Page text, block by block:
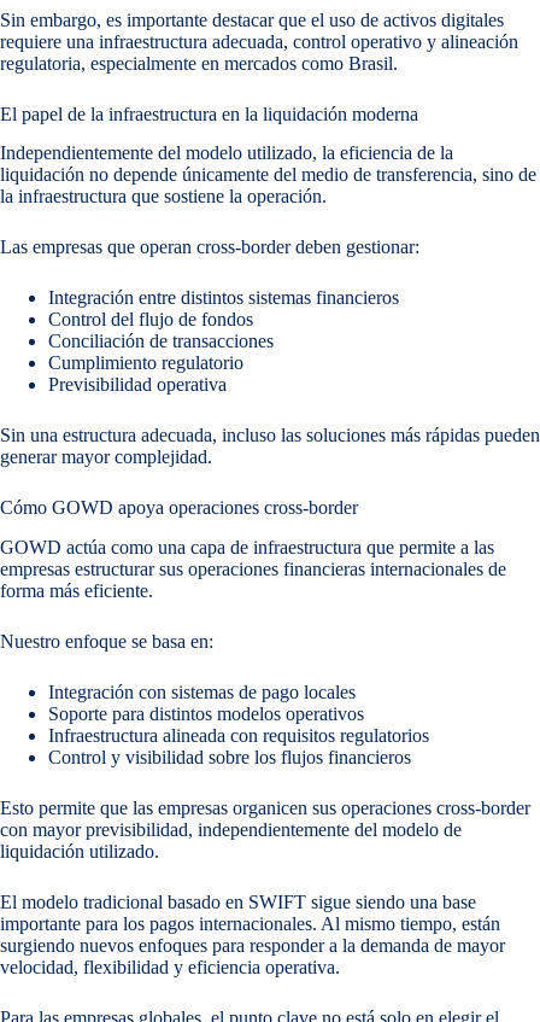
Sin embargo, es importante destacar que el uso de activos digitales
requiere una infraestructura adecuada, control operativo y alineación
regulatoria, especialmente en mercados como Brasil.
El papel de la infraestructura en la liquidación moderna
Independientemente del modelo utilizado, la eficiencia de la
liquidación no depende únicamente del medio de transferencia, sino de
la infraestructura que sostiene la operación.
Las empresas que operan cross-border deben gestionar:
Integración entre distintos sistemas financieros
Control del flujo de fondos
Conciliación de transacciones
Cumplimiento regulatorio
Previsibilidad operativa
Sin una estructura adecuada, incluso las soluciones más rápidas pueden
generar mayor complejidad.
Cómo GOWD apoya operaciones cross-border
GOWD actúa como una capa de infraestructura que permite a las
empresas estructurar sus operaciones financieras internacionales de
forma más eficiente.
Nuestro enfoque se basa en:
Integración con sistemas de pago locales
Soporte para distintos modelos operativos
Infraestructura alineada con requisitos regulatorios
Control y visibilidad sobre los flujos financieros
Esto permite que las empresas organicen sus operaciones cross-border
con mayor previsibilidad, independientemente del modelo de
liquidación utilizado.
El modelo tradicional basado en SWIFT sigue siendo una base
importante para los pagos internacionales. Al mismo tiempo, están
surgiendo nuevos enfoques para responder a la demanda de mayor
velocidad, flexibilidad y eficiencia operativa.